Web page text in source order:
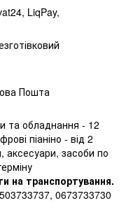
LiqPay,
Пошта
та обладнання - 12
піаніно - від 2
аксесуари, засоби по
на транспортування.
0673733730